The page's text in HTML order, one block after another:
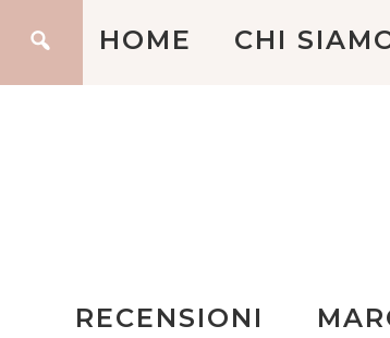
HOME CHI
RECENSIONI